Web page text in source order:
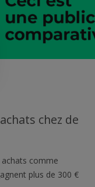
chez de
comme
plus de 300 €